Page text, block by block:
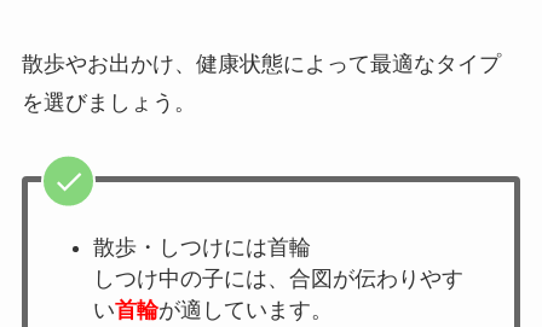
散歩やお出かけ、健康状態によって最適なタイプ
を選びましょう。
散歩・しつけには首輪
しつけ中の子には、合図が伝わりやす
い首輪が適しています。